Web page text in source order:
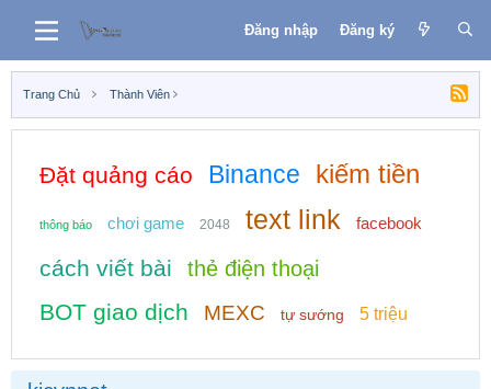
Đăng nhập Đăng ký
Trang Chủ Thành Viên
Đặt quảng cáo Binance kiếm tiền
thông báo chơi game 2048 text link facebook
cách viết bài thẻ điện thoại
BOT giao dịch MEXC tự sướng 5 triệu